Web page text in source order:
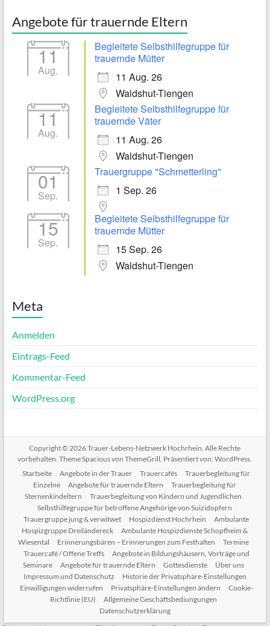
Angebote für trauernde Eltern
11
Aug.
Begleitete Selbsthilfegruppe für
trauernde Mütter
11 Aug. 26
Waldshut-Tiengen
11
Aug.
Begleitete Selbsthilfegruppe für
trauernde Väter
11 Aug. 26
Waldshut-Tiengen
01
Sep.
Trauergruppe "Schmetterling"
1 Sep. 26
15
Sep.
Begleitete Selbsthilfegruppe für
trauernde Mütter
15 Sep. 26
Waldshut-Tiengen
Meta
Anmelden
Eintrags-Feed
Kommentar-Feed
WordPress.org
Copyright © 2026Trauer-Lebens-Netzwerk Hochrhein. Alle Rechte
vorbehalten. ThemeSpaciousvon ThemeGrill. Präsentiert von:WordPress.
Startseite
Angebote in der Trauer Trauercafés
Trauerbegleitung für
Einzelne
Angebote für trauernde Eltern
Trauerbegleitung für
Sternenkindeltern
Trauerbegleitung von Kindern und Jugendlichen
Selbsthilfegruppe für betroffene Angehörige von Suizidopfern
Trauergruppe jung & verwitwet
Hospizdienst Hochrhein
Ambulante
Hospizgruppe Dreiländereck
Ambulante Hospizdienste Schopfheim &
Wiesental
Erinnerungsbären – Erinnerungen zum Festhalten
Termine
Trauercafé / Offene Treffs
Angebote in Bildungshäusern, Vorträge und
Seminare
Angebote für trauernde Eltern Gottesdienste
Über uns
Impressum und Datenschutz
Historie der Privatsphäre-Einstellungen
Einwilligungen widerrufen
Privatsphäre-Einstellungen ändern
Cookie-
Richtlinie (EU)
Allgemeine Geschäftsbediungungen
Datenschutzerklärung